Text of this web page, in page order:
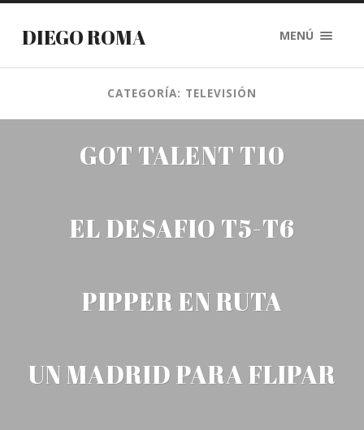
DIEGO ROMA MENÚ
CATEGORÍA: TELEVISIÓN
GOT TALENT T10
EL DESAFIO T5-T6
PIPPER EN RUTA
UN MADRID PARA FLIPAR